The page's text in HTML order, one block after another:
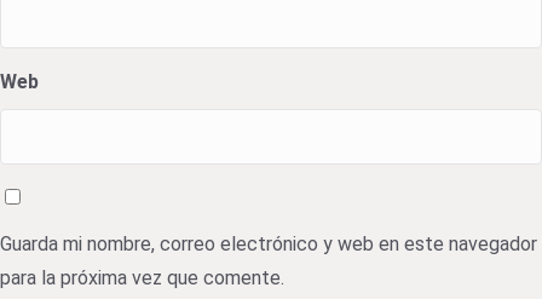
Web
Guarda mi nombre, correo electrónico y web en este navegador
para la próxima vez que comente.